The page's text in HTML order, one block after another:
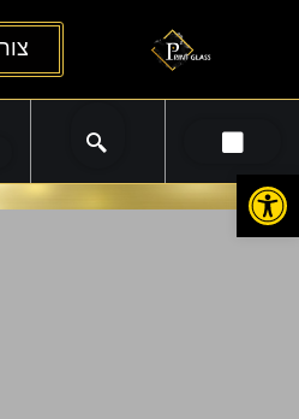
פתח סרגל נגישות